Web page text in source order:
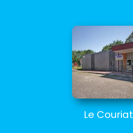
Le Couriat